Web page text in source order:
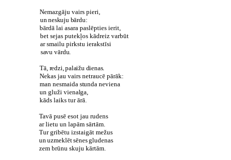
Nemazgāju vairs pieri,
un neskuju bārdu:
bārdā lai asara paslēpties ierit,
bet sejas putekļos kādreiz varbūt
ar smailu pirkstu ierakstīsi
savu vārdu.
Tā, redzi, palaižu dienas.
Nekas jau vairs netraucē pārāk:
man nesmaida stunda neviena
un gluži vienalga,
kāds laiks tur ārā.
Tavā pusē esot jau rudens
ar lietu un lapām sārtām.
Tur gribētu izstaigāt mežus
un uzmeklēt sēnes gludenas
zem brūnu skuju kārtām.